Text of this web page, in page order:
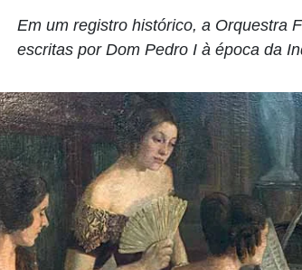
Em um registro histórico, a Orquestra
escritas por Dom Pedro I à época da